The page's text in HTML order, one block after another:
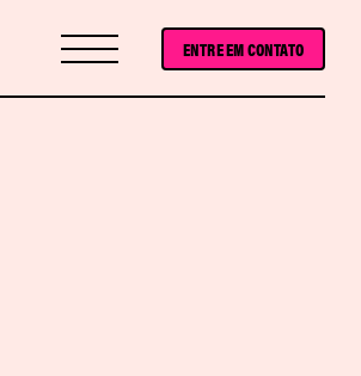
ENTRE EM CONTATO